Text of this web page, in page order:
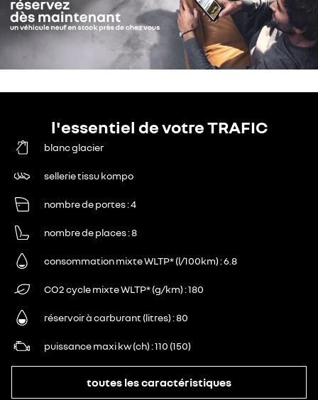
l'essentiel de votre TRAFIC
blanc glacier
sellerie tissu kompo
nombre de portes 4
nombre de places 8
consommation mixte WLTP* (l/100km) 6.8
CO2 cycle mixte WLTP* (g/km) 180
réservoir à carburant (litres) 80
puissance maxi kw (ch) 110 (150)
toutes les caractéristiques